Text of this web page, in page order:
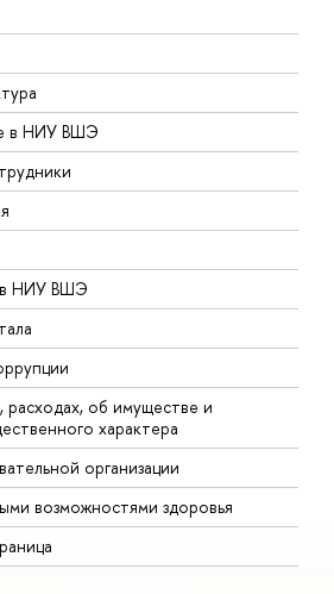
в НИУ ВШЭ
в НИУ ВШЭ
об имуществе и
характера
организации
возможностями здоровья